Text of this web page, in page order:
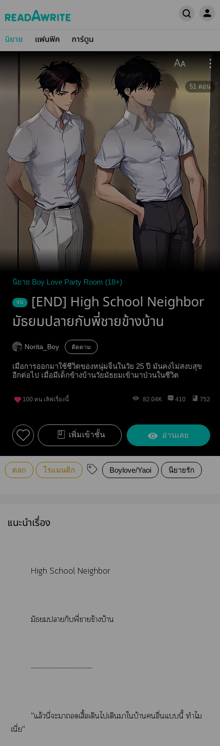
นิยาย แฟนฟิค การ์ตูน
51 ตอน
นิยาย Boy Love Party Room (18+)
จบ
[END] High School Neighbor
มัธยมปลายกับพี่ชายข้างบ้าน
Norita_Boy ติดตาม
เมื่อการออกมาใช้ชีวิตของหนุ่มจิ้นในวัย 25 ปี มันคงไม่สงบสุข
อีกต่อไป เมื่อมีเด็กข้างบ้านวัยมัธยมเข้ามาป่วนในชีวิต
100 คน เลิฟเรื่องนี้ 82.04K 410 752
เพิ่มเข้าชั้น อ่านเลย
ตลก โรแมนติก Boylove/Yaoi นิยายรัก
แนะนำเรื่อง
High School Neighbor
มัธยมากับพี่าข้างบ้าน
-------------------------
"แล้วนี่ะาเสื้อเดินไเดินาใบ้านอื่นแนี้ ทำไม
เนี่ย"